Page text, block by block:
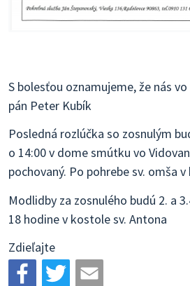
S bolesťou oznamujeme, že nás
pán Peter Kubík
Posledná rozlúčka so zosnulým
o 14:00 v dome smútku vo
pochovaný. Po pohrebe sv. omša
Modlidby za zosnulého budú 2. a
18 hodine v kostole sv. Antona
Zdieľajte